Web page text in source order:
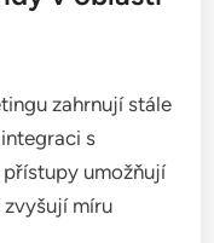
reklam, je
s různými
udrželi zájem
je měnit reklamy